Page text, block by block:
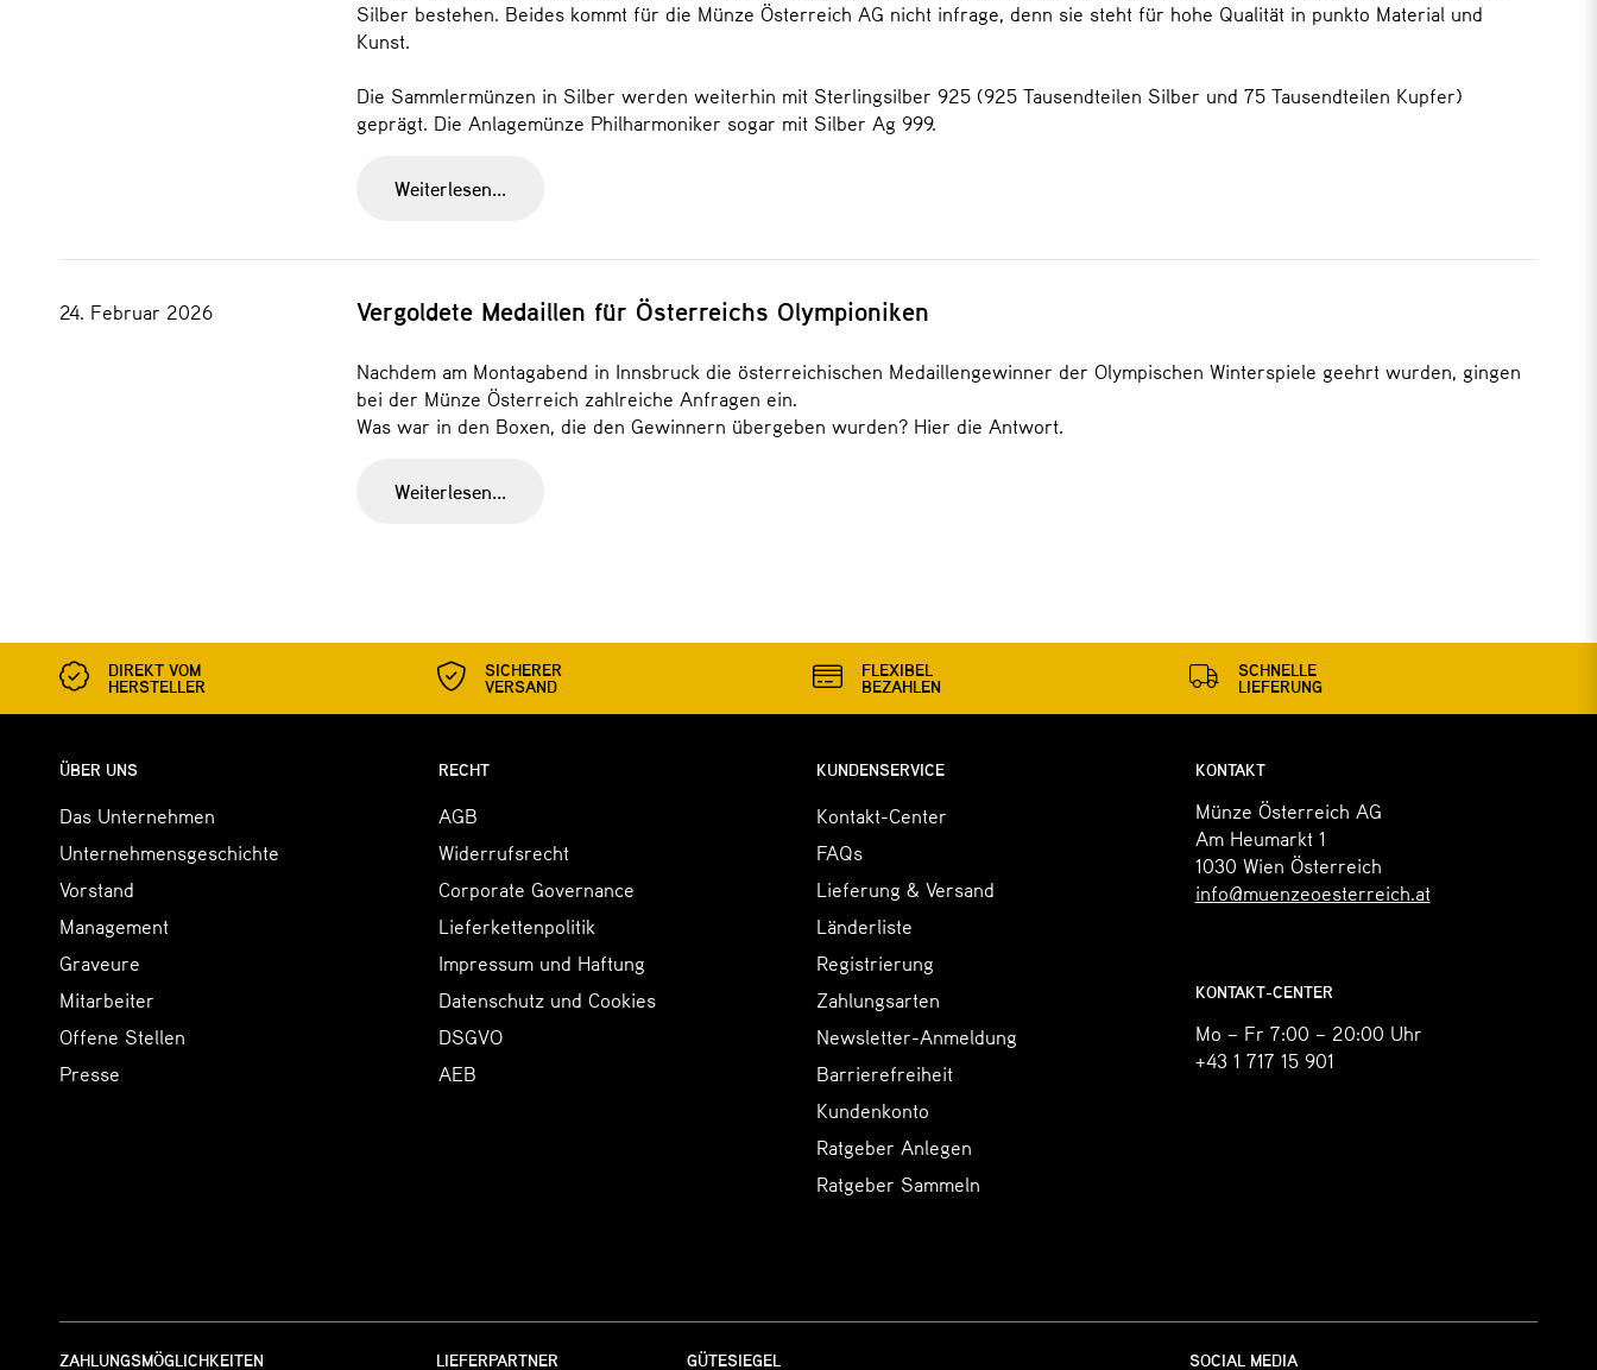
Silber bestehen. Beides kommt für die Münze Österreich AG nicht infrage, denn sie steht für hohe Qualität in punkto Material und
Kunst.
Die Sammlermünzen in Silber werden weiterhin mit Sterlingsilber 925 (925 Tausendteilen Silber und 75 Tausendteilen Kupfer)
geprägt. Die Anlagemünze Philharmoniker sogar mit Silber Ag 999.
Weiterlesen...
24. Februar 2026 Vergoldete Medaillen für Österreichs Olympioniken
Nachdem am Montagabend in Innsbruck die österreichischen Medaillengewinner der Olympischen Winterspiele geehrt wurden, gingen
bei der Münze Österreich zahlreiche Anfragen ein.
Was war in den Boxen, die den Gewinnern übergeben wurden? Hier die Antwort.
Weiterlesen...
DIREKT VOM
HERSTELLER
SICHERER
VERSAND
FLEXIBEL
BEZAHLEN
SCHNELLE
LIEFERUNG
ÜBER UNS
Das Unternehmen
Unternehmensgeschichte
Vorstand
Management
Graveure
Mitarbeiter
Offene Stellen
Presse
RECHT
AGB
Widerrufsrecht
Corporate Governance
Lieferkettenpolitik
Impressum und Haftung
Datenschutz und Cookies
DSGVO
AEB
KUNDENSERVICE
Kontakt-Center
FAQs
Lieferung & Versand
Länderliste
Registrierung
Zahlungsarten
Newsletter-Anmeldung
Barrierefreiheit
Kundenkonto
Ratgeber Anlegen
Ratgeber Sammeln
KONTAKT
Münze Österreich AG
Am Heumarkt 1
1030 Wien Österreich
info@muenzeoesterreich.at
KONTAKT-CENTER
Mo – Fr 7:00 – 20:00 Uhr
+43 1 717 15 901
ZAHLUNGSMÖGLICHKEITEN LIEFERPARTNER GÜTESIEGEL SOCIAL MEDIA